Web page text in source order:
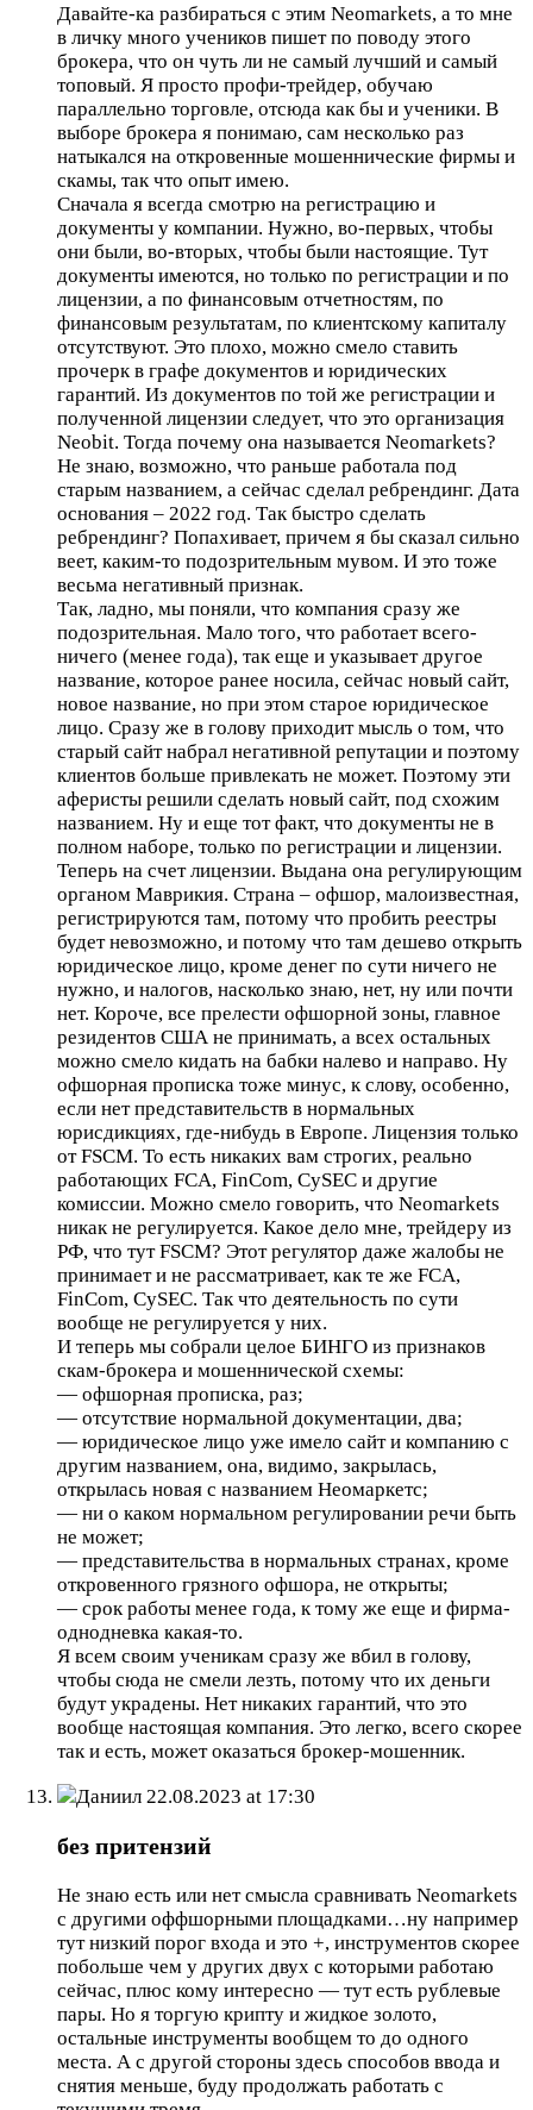
Давайте-ка разбираться с этим Neomarkets, а то мне
в личку много учеников пишет по поводу этого
брокера, что он чуть ли не самый лучший и самый
топовый. Я просто профи-трейдер, обучаю
параллельно торговле, отсюда как бы и ученики. В
выборе брокера я понимаю, сам несколько раз
натыкался на откровенные мошеннические фирмы и
скамы, так что опыт имею.
Сначала я всегда смотрю на регистрацию и
документы у компании. Нужно, во-первых, чтобы
они были, во-вторых, чтобы были настоящие. Тут
документы имеются, но только по регистрации и по
лицензии, а по финансовым отчетностям, по
финансовым результатам, по клиентскому капиталу
отсутствуют. Это плохо, можно смело ставить
прочерк в графе документов и юридических
гарантий. Из документов по той же регистрации и
полученной лицензии следует, что это организация
Neobit. Тогда почему она называется Neomarkets?
Не знаю, возможно, что раньше работала под
старым названием, а сейчас сделал ребрендинг. Дата
основания – 2022 год. Так быстро сделать
ребрендинг? Попахивает, причем я бы сказал сильно
веет, каким-то подозрительным мувом. И это тоже
весьма негативный признак.
Так, ладно, мы поняли, что компания сразу же
подозрительная. Мало того, что работает всего-
ничего (менее года), так еще и указывает другое
название, которое ранее носила, сейчас новый сайт,
новое название, но при этом старое юридическое
лицо. Сразу же в голову приходит мысль о том, что
старый сайт набрал негативной репутации и поэтому
клиентов больше привлекать не может. Поэтому эти
аферисты решили сделать новый сайт, под схожим
названием. Ну и еще тот факт, что документы не в
полном наборе, только по регистрации и лицензии.
Теперь на счет лицензии. Выдана она регулирующим
органом Маврикия. Страна – офшор, малоизвестная,
регистрируются там, потому что пробить реестры
будет невозможно, и потому что там дешево открыть
юридическое лицо, кроме денег по сути ничего не
нужно, и налогов, насколько знаю, нет, ну или почти
нет. Короче, все прелести офшорной зоны, главное
резидентов США не принимать, а всех остальных
можно смело кидать на бабки налево и направо. Ну
офшорная прописка тоже минус, к слову, особенно,
если нет представительств в нормальных
юрисдикциях, где-нибудь в Европе. Лицензия только
от FSCM. То есть никаких вам строгих, реально
работающих FCA, FinCom, CySEC и другие
комиссии. Можно смело говорить, что Neomarkets
никак не регулируется. Какое дело мне, трейдеру из
РФ, что тут FSCM? Этот регулятор даже жалобы не
принимает и не рассматривает, как те же FCA,
FinCom, CySEC. Так что деятельность по сути
вообще не регулируется у них.
И теперь мы собрали целое БИНГО из признаков
скам-брокера и мошеннической схемы:
— офшорная прописка, раз;
— отсутствие нормальной документации, два;
— юридическое лицо уже имело сайт и компанию с
другим названием, она, видимо, закрылась,
открылась новая с названием Неомаркетс;
— ни о каком нормальном регулировании речи быть
не может;
— представительства в нормальных странах, кроме
откровенного грязного офшора, не открыты;
— срок работы менее года, к тому же еще и фирма-
однодневка какая-то.
Я всем своим ученикам сразу же вбил в голову,
чтобы сюда не смели лезть, потому что их деньги
будут украдены. Нет никаких гарантий, что это
вообще настоящая компания. Это легко, всего скорее
так и есть, может оказаться брокер-мошенник.
Даниил 22.08.2023 at 17:30
без притензий
Не знаю есть или нет смысла сравнивать Neomarkets
с другими оффшорными площадками…ну например
тут низкий порог входа и это +, инструментов скорее
побольше чем у других двух с которыми работаю
сейчас, плюс кому интересно — тут есть рублевые
пары. Но я торгую крипту и жидкое золото,
остальные инструменты вообщем то до одного
места. А с другой стороны здесь способов ввода и
снятия меньше, буду продолжать работать с